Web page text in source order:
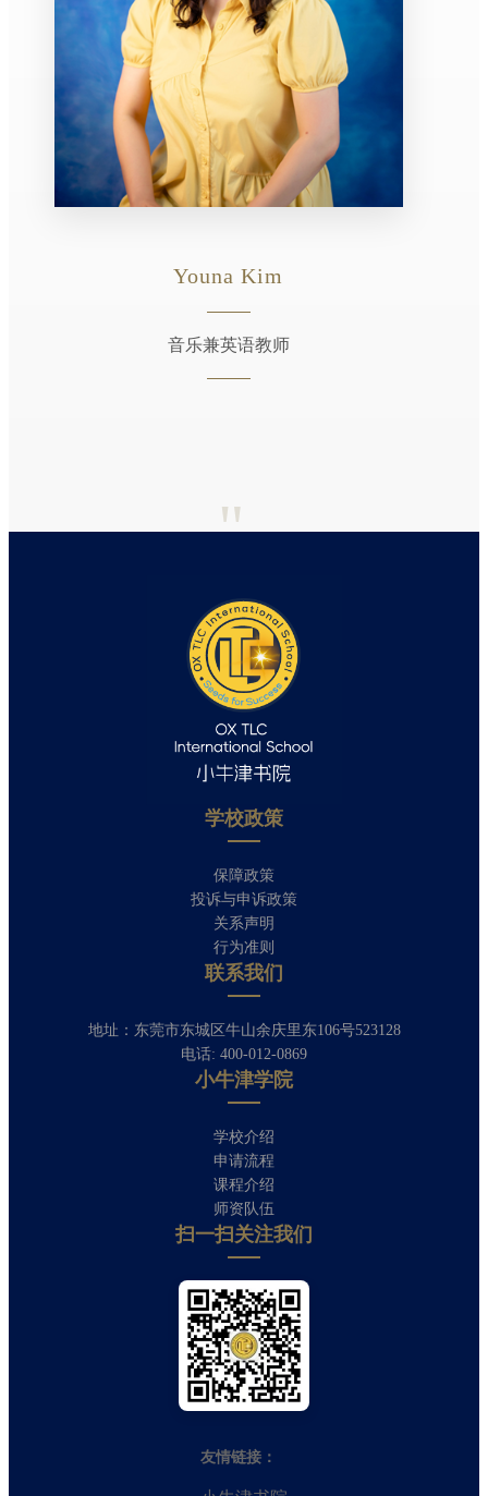
Youna Kim
音乐兼英语教师
学校政策​
保障政策
投诉与申诉政策
关系声明
行为准则
联系我们
地址：东莞市东城区牛山余庆里东106号523128
电话: 400-012-0869
小牛津学院
学校介绍
申请流程
课程介绍
师资队伍
扫一扫关注我们​
友情链接：